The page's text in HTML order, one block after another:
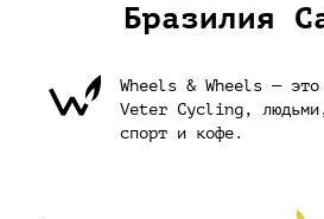
Бразилия
Wheels & Wheels — это
Veter Cycling,
спорт и кофе.